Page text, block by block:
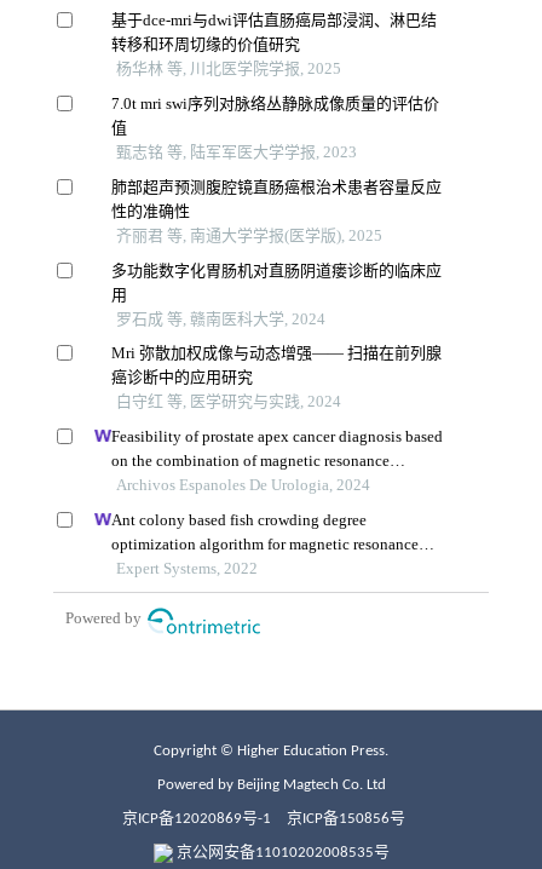
Copyright © Higher Education Press.
Powered by Beijing Magtech Co. Ltd
京ICP备12020869号-1 京ICP备150856号
京公网安备11010202008535号